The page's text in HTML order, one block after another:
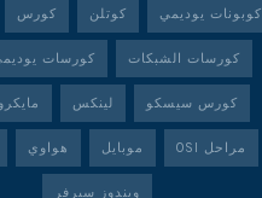
كوبونات يوديمي كوتلن كورس
كورسات الشبكات كورسات
كورس سيسكو لينكس
مراحل OSI موبايل هواوي
ويندوز سيرفر